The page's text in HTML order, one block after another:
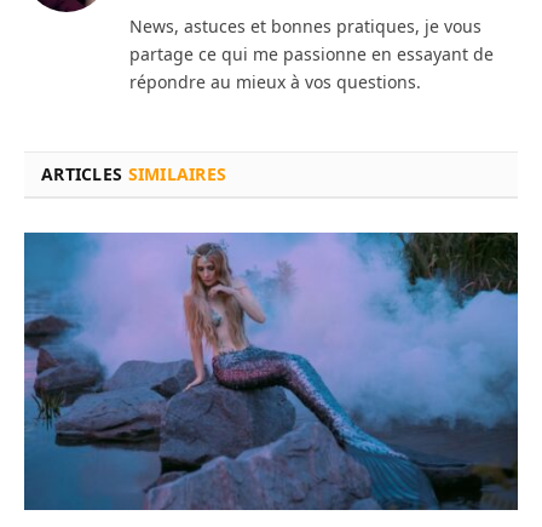
News, astuces et bonnes pratiques, je vous
partage ce qui me passionne en essayant de
répondre au mieux à vos questions.
ARTICLES SIMILAIRES